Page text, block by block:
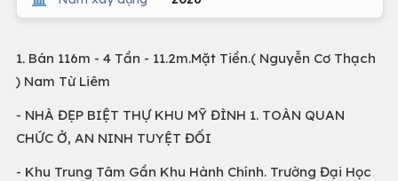
1. Bán 116m - 4 Tần - 11.2m.Mặt Tiền.( Nguyễn Cơ Thạch
) Nam Từ Liêm
- NHÀ ĐẸP BIỆT THỰ KHU MỸ ĐÌNH 1. TOÀN QUAN
CHỨC Ở, AN NINH TUYỆT ĐỐI
- Khu Trung Tâm Gần Khu Hành Chính. Trường Đại Học